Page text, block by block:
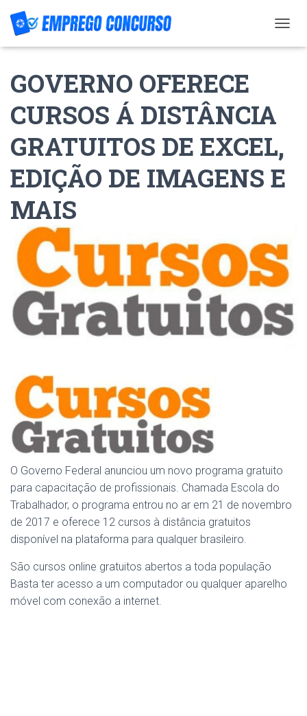
O
I
A
T
GOVERNO OFERECE
CURSOS Á DISTÂNCIA
GRATUITOS DE EXCEL,
EDIÇÃO DE IMAGENS E
MAIS
O Governo Federal anunciou um novo programa gratuito
para capacitação de profissionais. Chamada Escola do
Trabalhador, o programa entrou no ar em 21 de novembro
de 2017 e oferece 12 cursos à distância gratuitos
disponível na plataforma para qualquer brasileiro.
São cursos online gratuitos abertos a toda população
Basta ter acesso a um computador ou qualquer aparelho
móvel com conexão a internet.